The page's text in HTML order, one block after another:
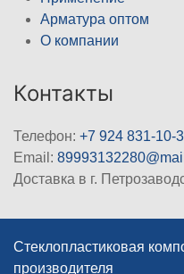
Арматура оптом
О компании
Контакты
Телефон: +7 924 831-10-
Email:
Доставка в г.
Стеклопластиковая
производителя